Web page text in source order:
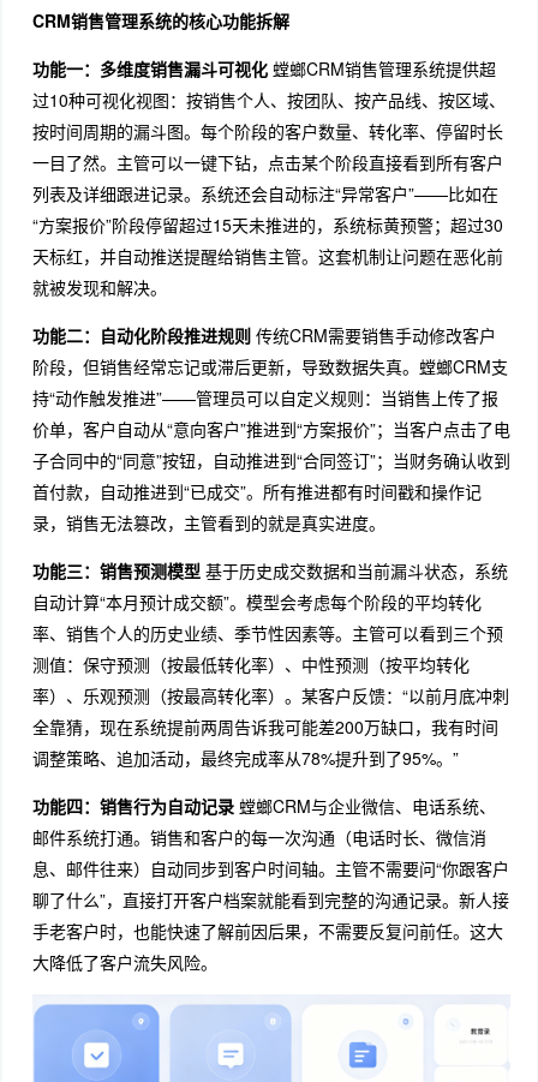
CRM销售管理系统的核心功能拆解
功能一：多维度销售漏斗可视化螳螂CRM销售管理系统提供超
过10种可视化视图：按销售个人、按团队、按产品线、按区域、
按时间周期的漏斗图。每个阶段的客户数量、转化率、停留时长
一目了然。主管可以一键下钻，点击某个阶段直接看到所有客户
列表及详细跟进记录。系统还会自动标注“异常客户”——比如在
“方案报价”阶段停留超过15天未推进的，系统标黄预警；超过30
天标红，并自动推送提醒给销售主管。这套机制让问题在恶化前
就被发现和解决。
功能二：自动化阶段推进规则传统CRM需要销售手动修改客户
阶段，但销售经常忘记或滞后更新，导致数据失真。螳螂CRM支
持“动作触发推进”——管理员可以自定义规则：当销售上传了报
价单，客户自动从“意向客户”推进到“方案报价”；当客户点击了电
子合同中的“同意”按钮，自动推进到“合同签订”；当财务确认收到
首付款，自动推进到“已成交”。所有推进都有时间戳和操作记
录，销售无法篡改，主管看到的就是真实进度。
功能三：销售预测模型基于历史成交数据和当前漏斗状态，系统
自动计算“本月预计成交额”。模型会考虑每个阶段的平均转化
率、销售个人的历史业绩、季节性因素等。主管可以看到三个预
测值：保守预测（按最低转化率）、中性预测（按平均转化
率）、乐观预测（按最高转化率）。某客户反馈：“以前月底冲刺
全靠猜，现在系统提前两周告诉我可能差200万缺口，我有时间
调整策略、追加活动，最终完成率从78%提升到了95%。”
功能四：销售行为自动记录螳螂CRM与企业微信、电话系统、
邮件系统打通。销售和客户的每一次沟通（电话时长、微信消
息、邮件往来）自动同步到客户时间轴。主管不需要问“你跟客户
聊了什么”，直接打开客户档案就能看到完整的沟通记录。新人接
手老客户时，也能快速了解前因后果，不需要反复问前任。这大
大降低了客户流失风险。